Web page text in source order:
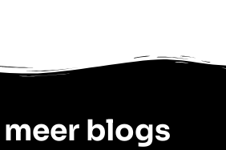
meer blogs